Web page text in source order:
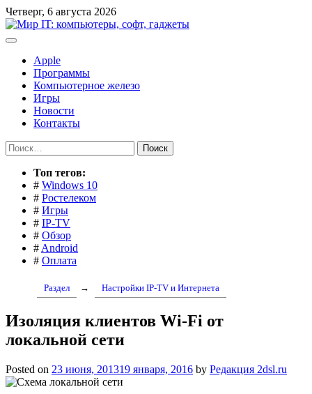
Перейти
к
содержимому
Четверг, 6 августа 2026
Apple
Программы
Компьютерное железо
Игры
Новости
Контакты
Найти:
Toп тегов:
# Windows 10
# Ростелеком
# Игры
# IP-TV
# Обзор
# Android
# Оплата
Раздел → Настройки IP-TV и Интернета
Изоляция клиентов Wi-Fi от
локальной сети
Posted on 23 июня, 201319 января, 2016 by Редакция 2dsl.ru